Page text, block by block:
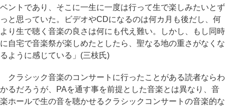
ベントであり、そこに一生に一度は行って生で楽しみたいとず
っと思っていた。ビデオやCDになるのは何カ月も後だし、何
より生で聴く音楽の良さは何にも代え難い。しかし、もし同時
に自宅で音楽祭が楽しめたとしたら、聖なる地の重さがなくな
るように感じている」(三枝氏)
クラシック音楽のコンサートに行ったことがある読者ならわ
かるだろうが、PAを通す事を前提とした音楽とは異なり、音
楽ホールで生の音を聴かせるクラシックコンサートの音楽的な